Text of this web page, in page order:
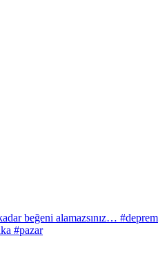
beğeni alamazsınız… #deprem
#pazar